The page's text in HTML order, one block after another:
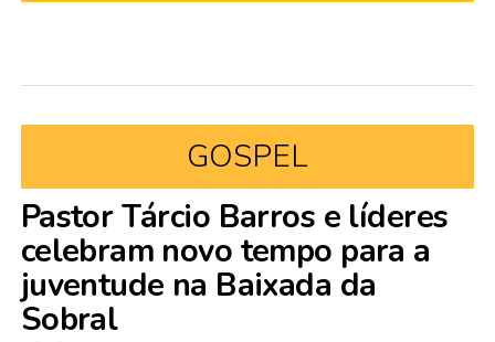
GOSPEL
Pastor Tárcio Barros e líderes
celebram novo tempo para a
juventude na Baixada da
Sobral